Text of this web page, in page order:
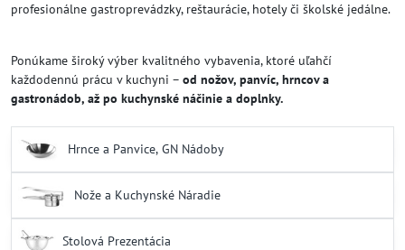
profesionálne gastroprevádzky, reštaurácie, hotely či školské jedálne.
Ponúkame široký výber kvalitného vybavenia, ktoré uľahčí
každodennú prácu v kuchyni – od nožov, panvíc, hrncov a
gastronádob, až po kuchynské náčinie a doplnky.
Hrnce a Panvice, GN Nádoby
Nože a Kuchynské Náradie
Stolová Prezentácia